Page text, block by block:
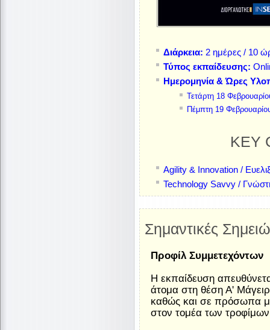
Διάρκεια: 2 ημέρες / 10
Τύπος εκπαίδευσης:
Ημερομηνία & Ώρες
Τετάρτη 18
Πέμπτη 19
KEY
Agility & Innovation /
Technology Savvy /
Σημαντικές
Προφίλ Συμμετεχόντων
Η εκπαίδευση
άτομα στη θέση Α'
καθώς και σε πρόσωπα με
στον τομέα των